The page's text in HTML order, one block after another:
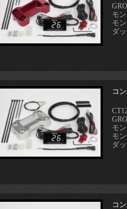
モ
モ
ダ
コ
モ
モ
ダ
コ